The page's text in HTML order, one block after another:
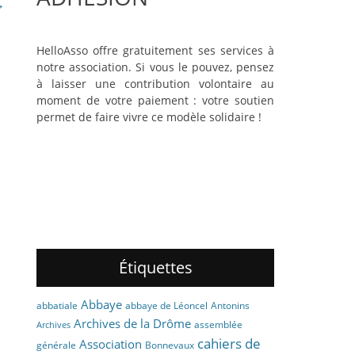
HelloAsso offre gratuitement ses services à
notre association. Si vous le pouvez, pensez
à laisser une contribution volontaire au
moment de votre paiement : votre soutien
permet de faire vivre ce modèle solidaire !
Étiquettes
abbatiale Abbaye abbaye de Léoncel Antonins
Archives Archives de la Drôme assemblée
générale Association Bonnevaux cahiers de